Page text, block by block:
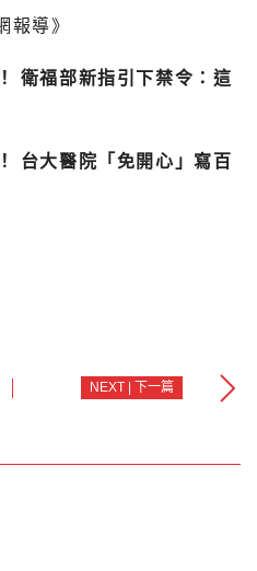
報導》
衛福部新指引下禁令：這
台大醫院「免開心」寫百
NEXT | 下一篇